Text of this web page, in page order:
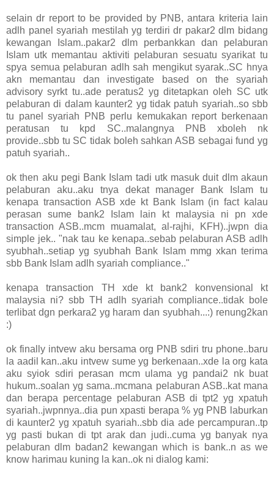
selain dr report to be provided by PNB, antara kriteria lain
adlh panel syariah mestilah yg terdiri dr pakar2 dlm bidang
kewangan Islam..pakar2 dlm perbankkan dan pelaburan
Islam utk memantau aktiviti pelaburan sesuatu syarikat tu
spya semua pelaburan adlh sah mengikut syarak..SC hnya
akn memantau dan investigate based on the syariah
advisory syrkt tu..ade peratus2 yg ditetapkan oleh SC utk
pelaburan di dalam kaunter2 yg tidak patuh syariah..so sbb
tu panel syariah PNB perlu kemukakan report berkenaan
peratusan tu kpd SC..malangnya PNB xboleh nk
provide..sbb tu SC tidak boleh sahkan ASB sebagai fund yg
patuh syariah..
ok then aku pegi Bank Islam tadi utk masuk duit dlm akaun
pelaburan aku..aku tnya dekat manager Bank Islam tu
kenapa transaction ASB xde kt Bank Islam (in fact kalau
perasan sume bank2 Islam lain kt malaysia ni pn xde
transaction ASB..mcm muamalat, al-rajhi, KFH)..jwpn dia
simple jek.. "nak tau ke kenapa..sebab pelaburan ASB adlh
syubhah..setiap yg syubhah Bank Islam mmg xkan terima
sbb Bank Islam adlh syariah compliance.."
kenapa transaction TH xde kt bank2 konvensional kt
malaysia ni? sbb TH adlh syariah compliance..tidak bole
terlibat dgn perkara2 yg haram dan syubhah...:) renung2kan
:)
ok finally intvew aku bersama org PNB sdiri tru phone..baru
la aadil kan..aku intvew sume yg berkenaan..xde la org kata
aku syiok sdiri perasan mcm ulama yg pandai2 nk buat
hukum..soalan yg sama..mcmana pelaburan ASB..kat mana
dan berapa percentage pelaburan ASB di tpt2 yg xpatuh
syariah..jwpnnya..dia pun xpasti berapa % yg PNB laburkan
di kaunter2 yg xpatuh syariah..sbb dia ade percampuran..tp
yg pasti bukan di tpt arak dan judi..cuma yg banyak nya
pelaburan dlm badan2 kewangan which is bank..n as we
know harimau kuning la kan..ok ni dialog kami: